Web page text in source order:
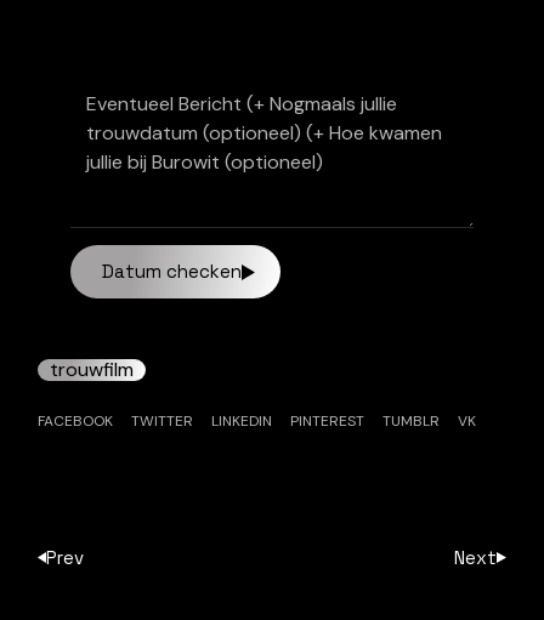
Datum checken
trouwfilm
FACEBOOK TWITTER LINKEDIN PINTEREST TUMBLR VK
Prev Next